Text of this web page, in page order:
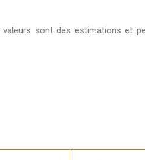
sont des estimations et